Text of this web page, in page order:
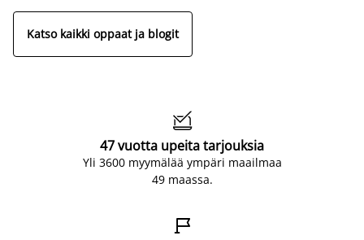
Katso kaikki oppaat ja blogit

47 vuotta upeita tarjouksia
Yli 3600 myymälää ympäri maailmaa
49 maassa.
